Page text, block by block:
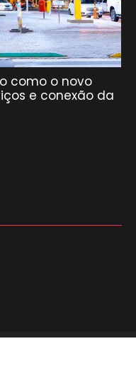
como o novo
e conexão da